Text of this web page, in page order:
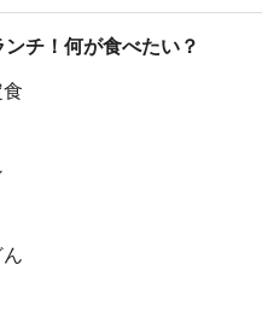
チ！何が食べたい？